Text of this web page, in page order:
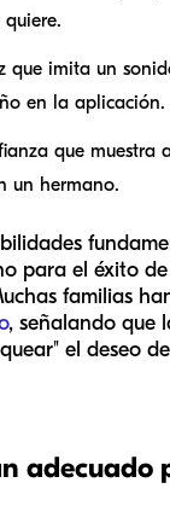
que imita un
en la aplicación.
que muestra
un hermano.
para el éxito
familias
, señalando que
el deseo
adecuado